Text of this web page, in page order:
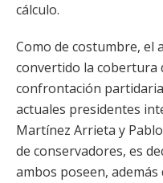
cálculo.
Como de costumbre, el
convertido la cobertura
confrontación
actuales presidentes
Martínez Arrieta y
de conservadores, es
ambos poseen,